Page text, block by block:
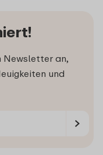
Newsletter an,
und